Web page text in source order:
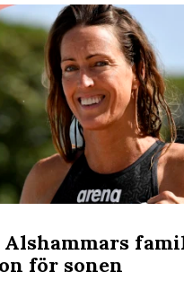
Alshammars
för sonen